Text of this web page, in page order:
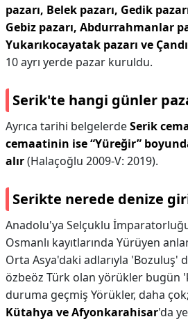
pazarı, Belek pazarı, Gedik
Gebiz pazarı, Abdurrahmanlar
Yukarıkocayatak pazarı ve
10 ayrı yerde pazar kuruldu.
Serik'te hangi günler
Ayrıca tarihi belgelerdeSerik
cemaatinin ise “Yüreğir”
alır(Halaçoğlu 2009-V: 2019).
Serikte nerede denize
Anadolu'ya Selçuklu
Osmanlı kayıtlarında Yürüyen
Orta Asya'daki adlarıyla 'Bozuluş'
özbeöz Türk olan yörükler bugün
duruma geçmiş Yörükler, daha çok;
Kütahya ve Afyonkarahisar'da